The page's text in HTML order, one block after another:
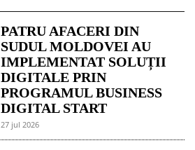
PATRU AFACERI DIN
SUDUL MOLDOVEI AU
IMPLEMENTAT SOLUȚII
DIGITALE PRIN
PROGRAMUL BUSINESS
DIGITAL START
27 jul 2026